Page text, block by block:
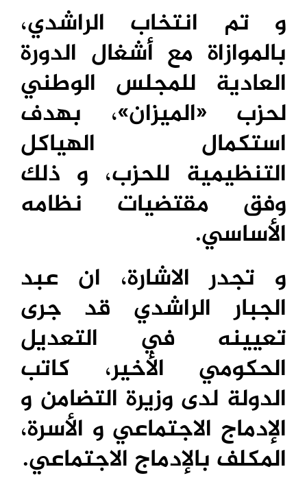
و تم انتخاب الراشدي،
بالموازاة مع أشغال الدورة
العادية للمجلس الوطني
لحزب «الميزان»، بهدف
استكمال الهياكل
التنظيمية للحزب، و ذلك
وفق مقتضيات نظامه
الأساسي.
و تجدر الاشارة، ان عبد
الجبار الراشدي قد جرى
تعيينه في التعديل
الحكومي الأخير، كاتب
الدولة لدى وزيرة التضامن و
الإدماج الاجتماعي و الأسرة،
المكلف بالإدماج الاجتماعي.